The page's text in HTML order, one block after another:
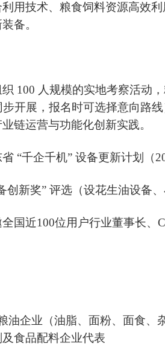
用技术、 粮食饲料资源高效
备。
100 人规模的实地考察活动
步开展，报名时可选择意向路
链运营与功能化创新实践。
省 “千企千机” 设备更新计划（
创新奖” 评选（设花生油设备
国近100位用户行业董事长、
油企业（油脂、面粉、面食、
食品配料企业代表